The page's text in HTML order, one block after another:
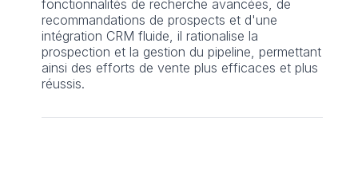
fonctionnalités de recherche avancées, de
recommandations de prospects et d'une
intégration CRM fluide, il rationalise la
prospection et la gestion du pipeline, permettant
ainsi des efforts de vente plus efficaces et plus
réussis.